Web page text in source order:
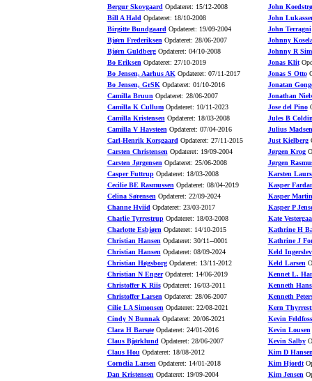
Bergur Skovgaard Opdateret: 15/12-2008
Bill A Hald Opdateret: 18/10-2008
Birgitte Bundgaard Opdateret: 19/09-2004
Bjørn Frederiksen Opdateret: 28/06-2007
Bjørn GuldbergOpdateret: 04/10-2008
Bo Eriksen Opdateret: 27/10-2019
Bo Jensen, Aarhus AK Opdateret: 07/11-2017
Bo Jensen, GrSK Opdateret: 01/10-2016
Camilla Bruun Opdateret: 28/06-2007
Camilla K CullumOpdateret: 10/11-2023
Camilla Kristensen Opdateret: 18/03-2008
Camilla V Havsteen Opdateret: 07/04-2016
Carl-Henrik Korsgaard Opdateret: 27/11-2015
Carsten Christensen Opdateret: 19/09-2004
Carsten Jørgensen Opdateret: 25/06-2008
Casper FuttrupOpdateret: 18/03-2008
Cecilie BE Rasmussen Opdateret: 08/04-2019
Celina Sørensen Opdateret: 22/09-2024
Channe Hviid Opdateret: 23/03-2017
Charlie TyrrestrupOpdateret: 18/03-2008
Charlotte Esbjørn Opdateret: 14/10-2015
Christian Hansen Opdateret: 30/11--0001
Christian Hansen Opdateret: 08/09-2024
Christian HøgsborgOpdateret: 13/11-2012
Christian N EngerOpdateret: 14/06-2019
Christoffer K RiisOpdateret: 16/03-2011
Christoffer Larsen Opdateret: 28/06-2007
Cilie LA Simonsen Opdateret: 22/08-2021
Cindy N Bunnak Opdateret: 20/06-2021
Clara H BarsøeOpdateret: 24/01-2016
Claus Bjørklund Opdateret: 28/06-2007
Claus Hou Opdateret: 18/08-2012
Cornelia Larsen Opdateret: 14/01-2018
Dan Kristensen Opdateret: 19/09-2004
John
John
John Terragni
Johnny
Johnny R
Jonas Klit
Jonas S Otto
Jonatan
Jonathan
Jose del Pino
Jules B
Julius Madsen
Just Kielberg
Jørgen Krog
Jørgen
Karsten
Kasper
Kasper
Kasper P
Kate
Kathrine H
Kathrine J
Keld Ingerslev
Keld Larsen
Kennet L.
Kenneth
Kenneth
Kern
Kevin Feldfoss
Kevin Lousen
Kevin Salby
Kim D
Kim Hjordt
Kim Jensen